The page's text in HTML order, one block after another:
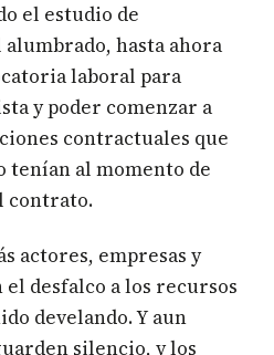
el estudio de
hasta ahora
laboral para
y poder comenzar a
contractuales que
tenían al momento de
contrato.
actores, empresas y
desfalco a los recursos
develando. Y aun
silencio, y los